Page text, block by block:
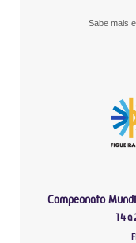
Sabe mais
Campeonato
14